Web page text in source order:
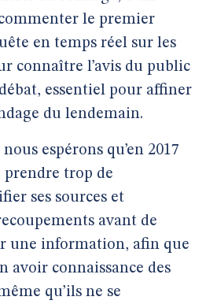
le premier
en temps réel sur les
connaître l’avis du public
essentiel pour affiner
du lendemain.
nous espérons qu’en 2017
prendre trop de
ses sources et
avant de
une information, afin que
avoir connaissance des
qu’ils ne se